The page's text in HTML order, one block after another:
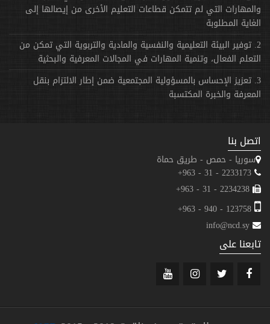
والمهارات التي لم تتمكن قطاعات التعليم الأخرى من إيصالها إلى
الغاية المطلوبة
2. توفير البيئة التعليمية والنفسية والمادية والتربوية التي تمكن من
التعلم الفعال، وتنمية المهارات في المجالات المعرفية والبحثية
3. تعزيز الإحساس بالمسؤولية المجتمعية ضمن إطار الالتزام بنقل
المعرفة والخبرة المكتسبة
اتصل بنا
سوريا - حمص - طريق حماة
info@ncd.sy
تابعنا على